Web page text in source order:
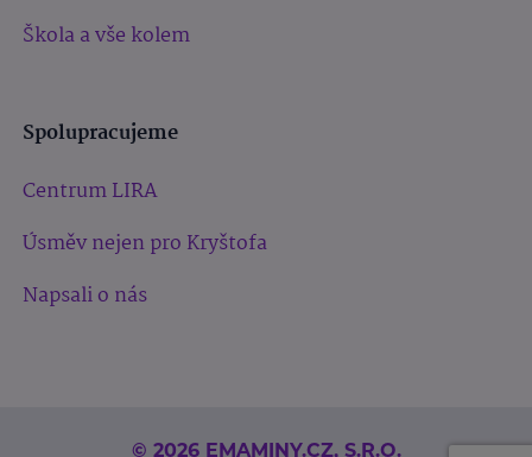
Škola a vše kolem
Spolupracujeme
Centrum LIRA
Úsměv nejen pro Kryštofa
Napsali o nás
© 2026 EMAMINY.CZ, S.R.O.